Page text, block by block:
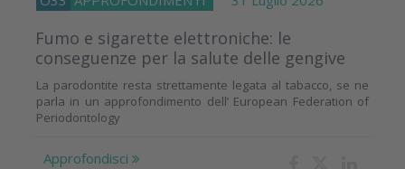
Fumo e sigarette elettroniche: le
conseguenze per la salute delle gengive
La parodontite resta strettamente legata al tabacco, se ne
parla in un approfondimento dell’ European Federation of
Periodontology
Approfondisci